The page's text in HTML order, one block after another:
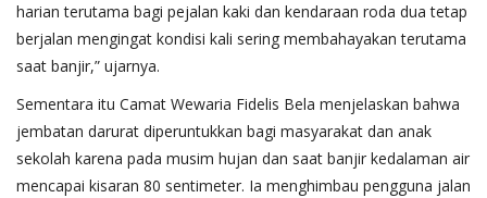
harian terutama bagi pejalan kaki dan kendaraan roda dua tetap
berjalan mengingat kondisi kali sering membahayakan terutama
saat banjir,” ujarnya.
Sementara itu Camat Wewaria Fidelis Bela menjelaskan bahwa
jembatan darurat diperuntukkan bagi masyarakat dan anak
sekolah karena pada musim hujan dan saat banjir kedalaman air
mencapai kisaran 80 sentimeter. Ia menghimbau pengguna jalan